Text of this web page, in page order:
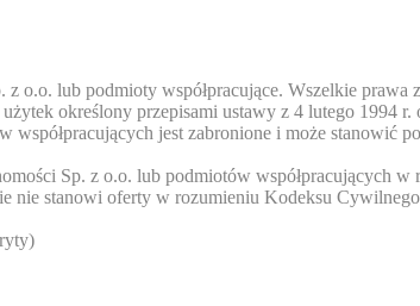
o.o. lub podmioty współpracujące. Wszelkie
określony przepisami ustawy z 4 lutego 1994
jest zabronione i może stanowić
Sp. z o.o. lub podmiotów współpracujących
nie stanowi oferty w rozumieniu Kodeksu
)